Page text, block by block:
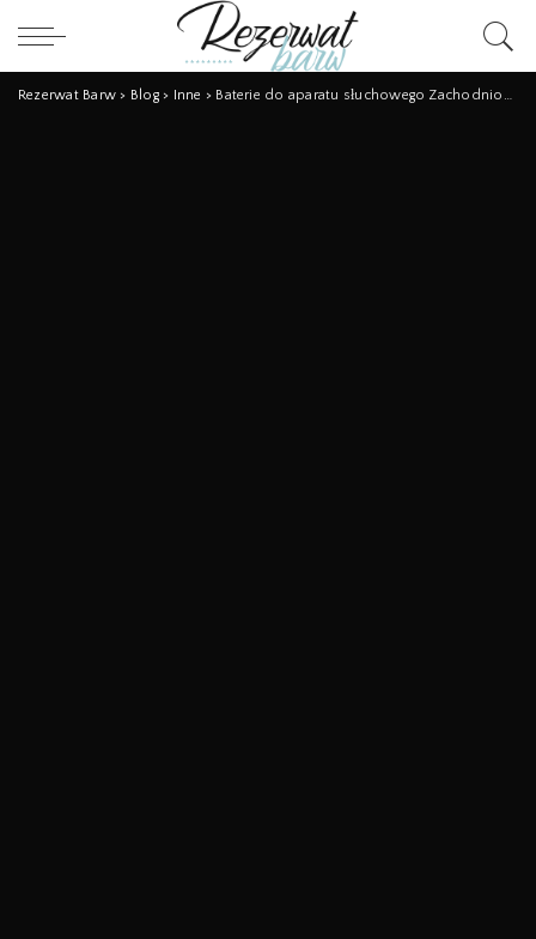
Rezerwat Barw > Blog> Inne > Baterie do aparatu słuchowego Zachodniopomorskie